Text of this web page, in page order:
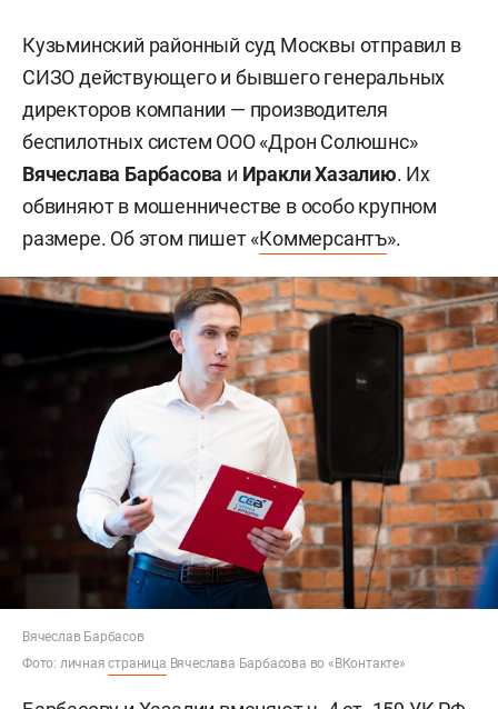
Кузьминский районный суд Москвы отправил в
СИЗО действующего и бывшего генеральных
директоров компании — производителя
беспилотных систем ООО «Дрон Солюшнс»
Вячеслава Барбасова и Иракли Хазалию. Их
обвиняют в мошенничестве в особо крупном
размере. Об этом пишет «Коммерсантъ».
Вячеслав Барбасов
Фото: личнаястраница Вячеслава Барбасова во «ВКонтакте»